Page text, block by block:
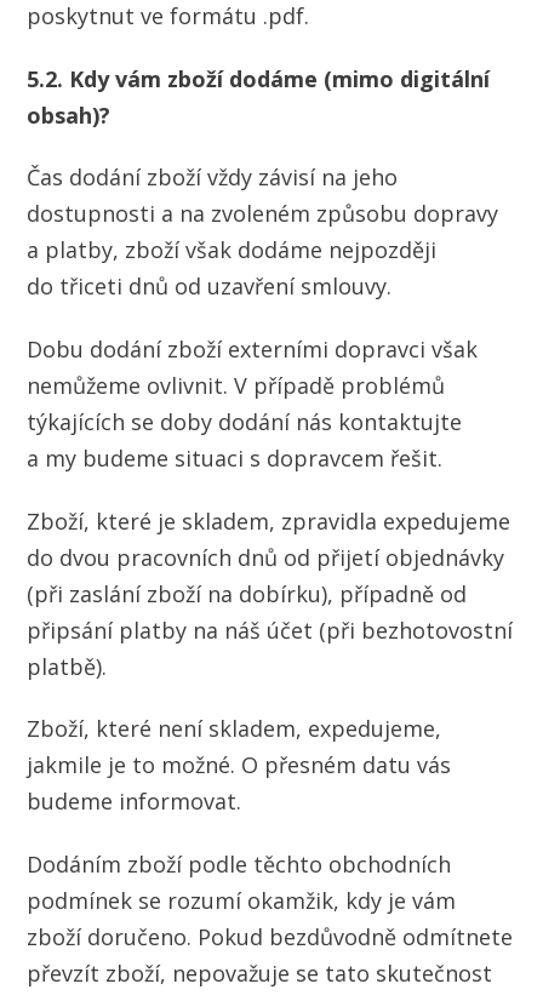
poskytnut ve formátu .pdf.
5.2. Kdy vám zboží dodáme (mimo digitální
obsah)?
Čas dodání zboží vždy závisí na jeho
dostupnosti a na zvoleném způsobu dopravy
a platby, zboží však dodáme nejpozději
do třiceti dnů od uzavření smlouvy.
Dobu dodání zboží externími dopravci však
nemůžeme ovlivnit. V případě problémů
týkajících se doby dodání nás kontaktujte
a my budeme situaci s dopravcem řešit.
Zboží, které je skladem, zpravidla expedujeme
do dvou pracovních dnů od přijetí objednávky
(při zaslání zboží na dobírku), případně od
připsání platby na náš účet (při bezhotovostní
platbě).
Zboží, které není skladem, expedujeme,
jakmile je to možné. O přesném datu vás
budeme informovat.
Dodáním zboží podle těchto obchodních
podmínek se rozumí okamžik, kdy je vám
zboží doručeno. Pokud bezdůvodně odmítnete
převzít zboží, nepovažuje se tato skutečnost